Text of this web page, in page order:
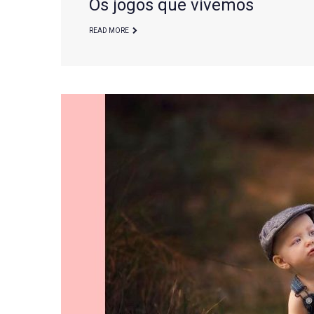
Os jogos que vivemos
READ MORE